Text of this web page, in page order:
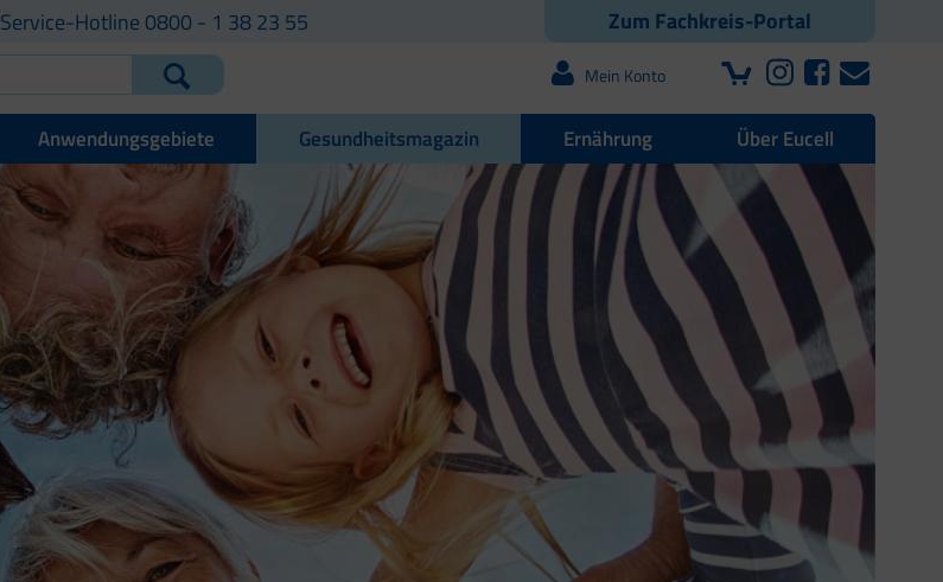
Zum Fachkreis-Portal
Service-Hotline 0800 - 1 38 23 55
Mein Konto
Anwendungsgebiete Gesundheitsmagazin Ernährung Über Eucell